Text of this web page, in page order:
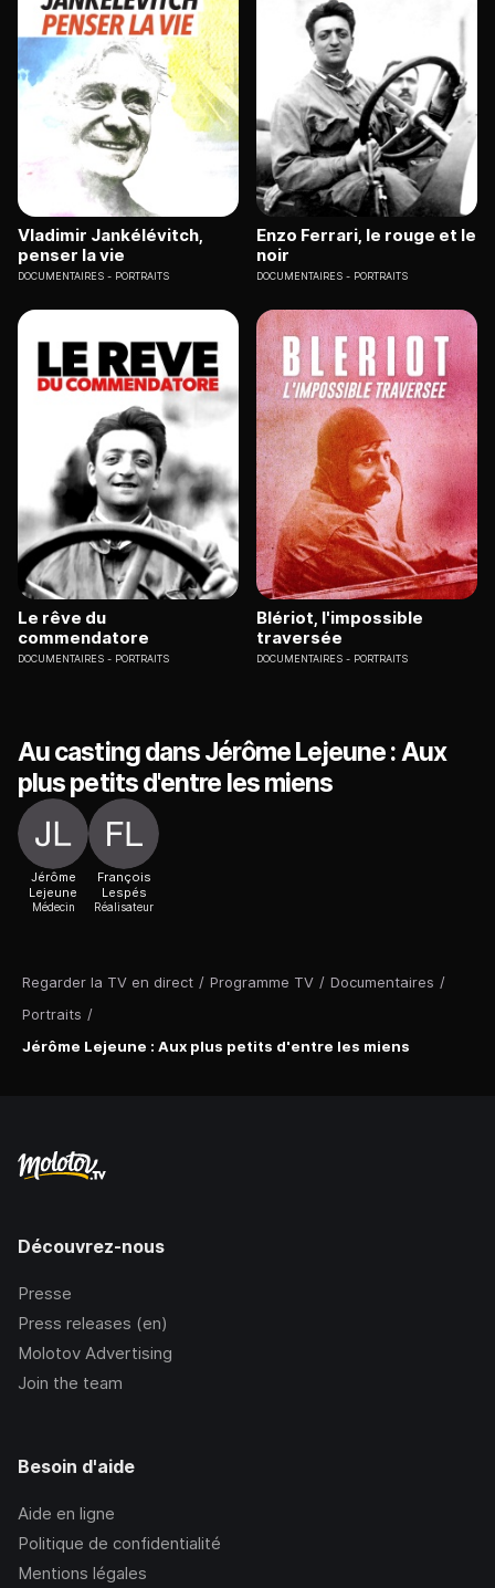
Regarder la TV en direct / Programme TV / Documentaires /
Portraits /
Jérôme Lejeune : Aux plus petits d'entre les miens
Vladimir Jankélévitch,
penser la vie
DOCUMENTAIRES PORTRAITS
Enzo Ferrari, le rouge et le
noir
DOCUMENTAIRES PORTRAITS
Le rêve du
commendatore
DOCUMENTAIRES PORTRAITS
Blériot, l'impossible
traversée
DOCUMENTAIRES PORTRAITS
Au casting dans Jérôme Lejeune : Aux
plus petits d'entre les miens
Jérôme
Lejeune
Médecin
François
Lespés
Réalisateur
Découvrez-nous
Presse
Press releases (en)
Molotov Advertising
Join the team
Besoin d'aide
Aide en ligne
Politique de confidentialité
Mentions légales